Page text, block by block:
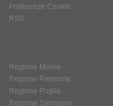
Preferenze Cookie
RSS
Regione Molise
Regione Piemonte
Regione Puglia
Regione Sardegna